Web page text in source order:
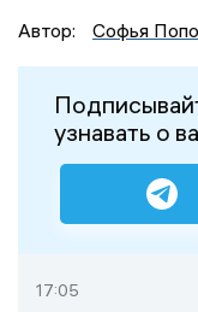
Автор:
Софья
узнавать о
17:05